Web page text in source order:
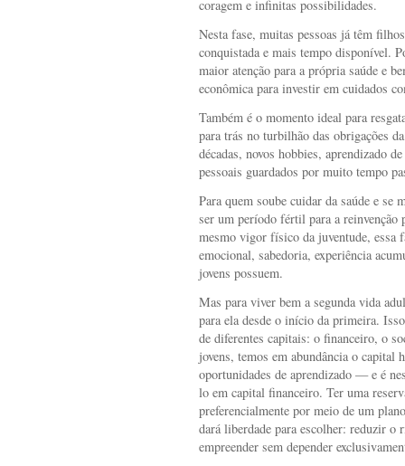
coragem e infinitas possibilidades.
Nesta fase, muitas pessoas já têm
conquistada e mais tempo disponível.
maior atenção para a própria saúde e
econômica para investir em cuidados
Também é o momento ideal para
para trás no turbilhão das obrigações
décadas, novos hobbies, aprendizado
pessoais guardados por muito tempo
Para quem soube cuidar da saúde e se
ser um período fértil para a
mesmo vigor físico da juventude,
emocional, sabedoria, experiência
jovens possuem.
Mas para viver bem a segunda vida
para ela desde o início da primeira.
de diferentes capitais: o financeiro, o
jovens, temos em abundância o
oportunidades de aprendizado — e é
lo em capital financeiro. Ter uma
preferencialmente por meio de um
dará liberdade para escolher: reduzir
empreender sem depender